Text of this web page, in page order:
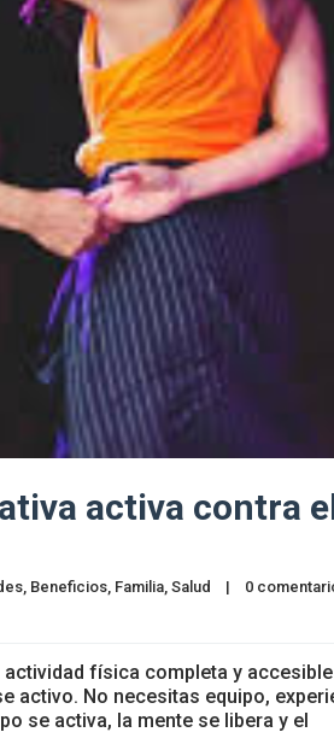
activa contra
Beneficios Familia Salud | 0
física completa y
activo. No necesitas equipo,
se activa, la mente se libera y el